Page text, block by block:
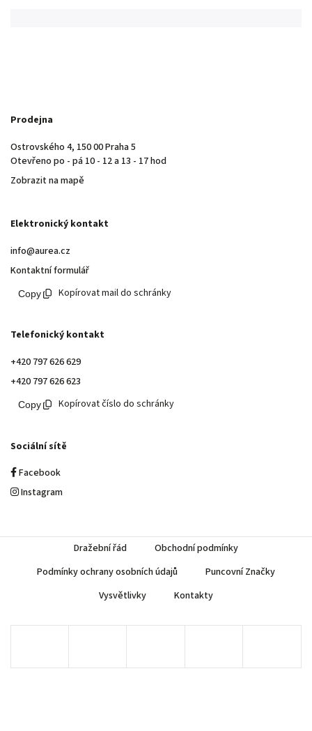
Prodejna
Ostrovského 4, 150 00 Praha 5
Otevřeno po - pá 10 - 12 a 13 - 17 hod
Zobrazit na mapě
Elektronický kontakt
info@aurea.cz
Kontaktní formulář
Kopírovat mail do schránky
Telefonický kontakt
+420 797 626 629
+420 797 626 623
Kopírovat číslo do schránky
Sociální sítě
Facebook
Instagram
Dražební řád
Obchodní podmínky
Podmínky ochrany osobních údajů
Puncovní Značky
Vysvětlivky
Kontakty